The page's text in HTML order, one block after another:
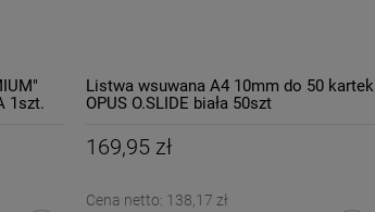
1szt.
Listwa wsuwana A4 10mm do 50 kartek
OPUS O.SLIDE biała 50szt
169,95 zł
Cena netto: 138,17 zł